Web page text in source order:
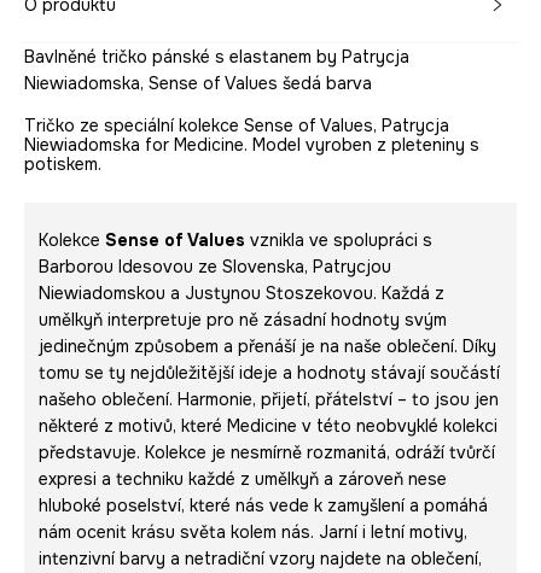
O produktu
Bavlněné tričko pánské s elastanem by Patrycja
Niewiadomska, Sense of Values šedá barva
Tričko ze speciální kolekce Sense of Values, Patrycja
Niewiadomska for Medicine. Model vyroben z pleteniny s
potiskem.
Kolekce Sense of Values vznikla ve spolupráci s
Barborou Idesovou ze Slovenska, Patrycjou
Niewiadomskou a Justynou Stoszekovou. Každá z
umělkyň interpretuje pro ně zásadní hodnoty svým
jedinečným způsobem a přenáší je na naše oblečení. Díky
tomu se ty nejdůležitější ideje a hodnoty stávají součástí
našeho oblečení. Harmonie, přijetí, přátelství – to jsou jen
některé z motivů, které Medicine v této neobvyklé kolekci
představuje. Kolekce je nesmírně rozmanitá, odráží tvůrčí
expresi a techniku každé z umělkyň a zároveň nese
hluboké poselství, které nás vede k zamyšlení a pomáhá
nám ocenit krásu světa kolem nás. Jarní i letní motivy,
intenzivní barvy a netradiční vzory najdete na oblečení,